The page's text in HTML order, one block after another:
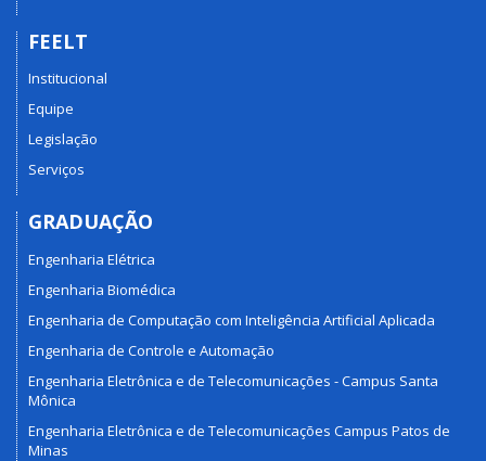
FEELT
Institucional
Equipe
Legislação
Serviços
GRADUAÇÃO
Engenharia Elétrica
Engenharia Biomédica
Engenharia de Computação com Inteligência Artificial Aplicada
Engenharia de Controle e Automação
Engenharia Eletrônica e de Telecomunicações - Campus Santa
Mônica
Engenharia Eletrônica e de Telecomunicações Campus Patos de
Minas